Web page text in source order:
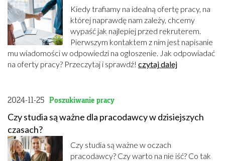
Kiedy trafiamy na idealną ofertę pracy, na
której naprawdę nam zależy, chcemy
wypaść jak najlepiej przed rekruterem.
Pierwszym kontaktem z nim jest napisanie
mu wiadomości w odpowiedzi na ogłoszenie. Jak odpowiadać
na oferty pracy? Przeczytaj i sprawdź! czytaj dalej
2024-11-25 Poszukiwanie pracy
Czy studia są ważne dla pracodawcy w dzisiejszych
czasach?
Czy studia są ważne w oczach
pracodawcy? Czy warto na nie iść? Co tak